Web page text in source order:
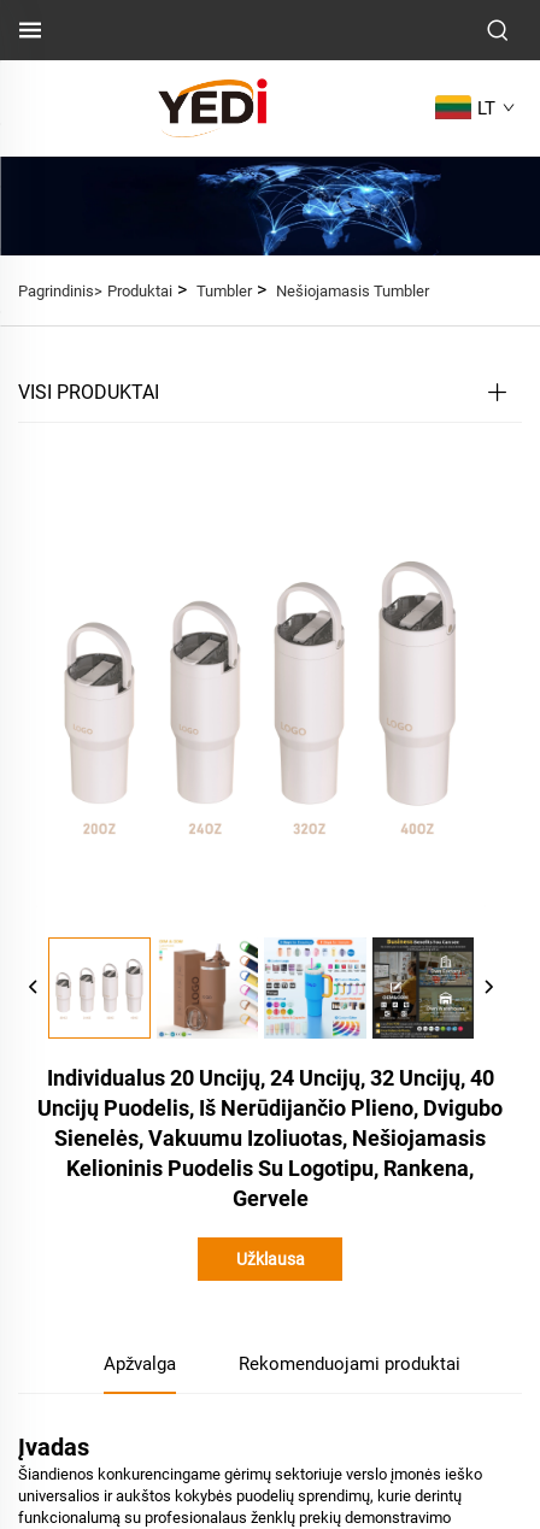
LT
Pagrindinis> Produktai > Tumbler> Nešiojamasis Tumbler
VISI PRODUKTAI
Individualus 20 Uncijų, 24 Uncijų, 32 Uncijų, 40
Uncijų Puodelis, Iš Nerūdijančio Plieno, Dvigubo
Sienelės, Vakuumu Izoliuotas, Nešiojamasis
Kelioninis Puodelis Su Logotipu, Rankena,
Gervele
Užklausa
Apžvalga Rekomenduojami produktai
Įvadas
Šiandienos konkurencingame gėrimų sektoriuje verslo įmonės ieško
universalios ir aukštos kokybės puodelių sprendimų, kurie derintų
funkcionalumą su profesionalaus ženklų prekių demonstravimo